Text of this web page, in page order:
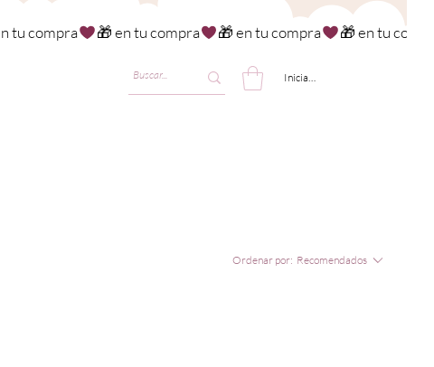
Iniciar sesión
Ordenar por: Recomendados